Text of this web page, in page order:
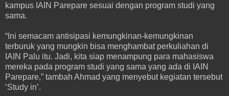
kampus IAIN Parepare sesuai dengan program studi yang
sama.
“Ini semacam antisipasi kemungkinan-kemungkinan
terburuk yang mungkin bisa menghambat perkuliahan di
IAIN Palu itu. Jadi, kita siap menampung para mahasiswa
mereka pada program studi yang sama yang ada di IAIN
Parepare,” tambah Ahmad yang menyebut kegiatan tersebut
‘Study in’.